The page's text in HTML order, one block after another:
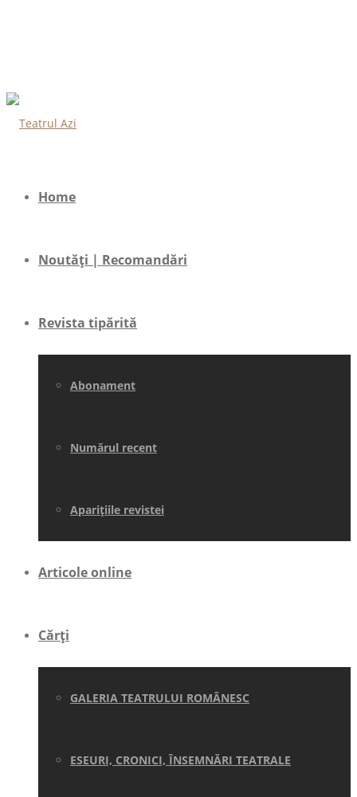
Home
Noutăți | Recomandări
Revista tipărită
Abonament
Numărul recent
Aparițiile revistei
Articole online
Cărți
GALERIA TEATRULUI ROMÂNESC
ESEURI, CRONICI, ÎNSEMNĂRI TEATRALE